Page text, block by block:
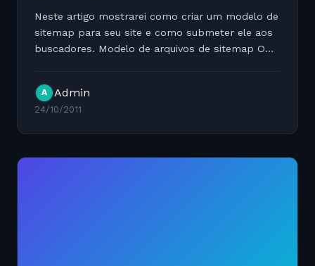
Neste artigo mostrarei como criar um modelo de
sitemap para seu site e como submeter ele aos
buscadores. Modelo de arquivos de sitemap O
de um website. Eles...
A Admin
24/10/2011